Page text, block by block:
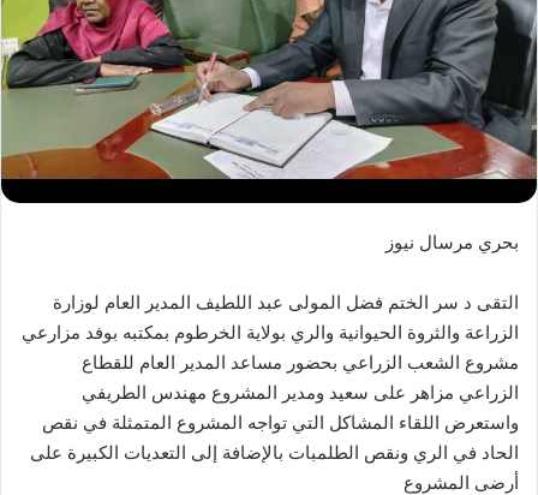
بحري مرسال نيوز
التقى د سر الختم فضل المولى عبد اللطيف المدير العام لوزارة
الزراعة والثروة الحيوانية والري بولاية الخرطوم بمكتبه بوفد مزارعي
مشروع الشعب الزراعي بحضور مساعد المدير العام للقطاع
الزراعي مزاهر على سعيد ومدير المشروع مهندس الطريفي
واستعرض اللقاء المشاكل التي تواجه المشروع المتمثلة في نقص
الحاد في الري ونقص الطلمبات بالإضافة إلى التعديات الكبيرة على
أرضى المشروع